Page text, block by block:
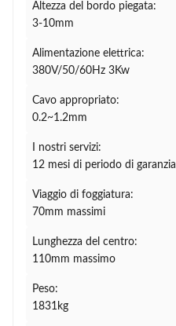
Altezza del bordo piegata:
3-10mm
Alimentazione elettrica:
380V/50/60Hz 3Kw
Cavo appropriato:
0.2~1.2mm
I nostri servizi:
12 mesi di periodo di garanzia
Viaggio di foggiatura:
70mm massimi
Lunghezza del centro:
110mm massimo
Peso:
1831kg